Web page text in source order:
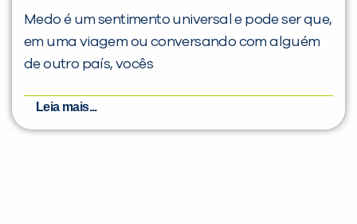
Medo é um sentimento universal e pode ser que,
em uma viagem ou conversando com alguém
de outro país, vocês
Leia mais...